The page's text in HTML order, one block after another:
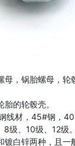
母，锅胎螺母，轮
的轮毂壳。
线材，45#钢，
级、10级、12级。
白锌两种，且一